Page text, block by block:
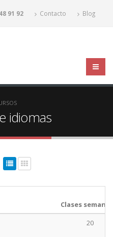
91 92 Contacto Blog
idiomas
Clases
20